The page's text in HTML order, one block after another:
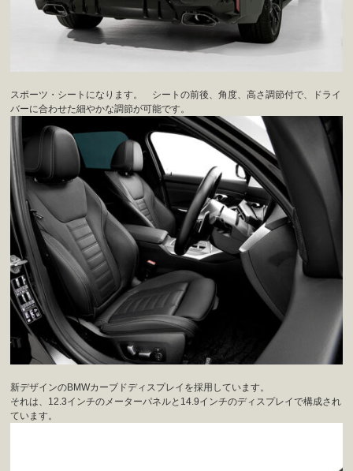
スポーツ・シートになります。 シートの前後、角度、高さ調節付で、ドライ
バーに合わせた細やかな調節が可能です。
新デザインのBMWカーブドディスプレイを採用しています。
それは、12.3インチのメーターパネルと14.9インチのディスプレイで構成され
ています。